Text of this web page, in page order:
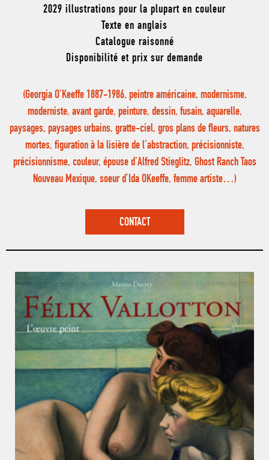
2029 illustrations pour la plupart en couleur
Texte en anglais
Catalogue raisonné
Disponibilité et prix sur demande
(Georgia O’Keeffe 1887-1986, peintre américaine, modernisme,
moderniste, avant garde, peinture, dessin, fusain, aquarelle,
paysages, paysages urbains, gratte-ciel, gros plans de fleurs, natures
mortes, figuration à la lisière de l’abstraction, précisionniste,
précisionnisme, couleur, épouse d’Alfred Stieglitz, Ghost Ranch Taos
Nouveau Mexique, soeur d’Ida OKeeffe, femme artiste…)
CONTACT